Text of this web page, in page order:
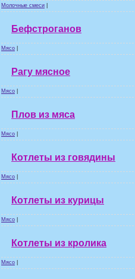
Молочные смеси
Бефстроганов
Мясо
Рагу мясное
Мясо
Плов из мяса
Мясо
Котлеты из говядины
Мясо
Котлеты из курицы
Мясо
Котлеты из кролика
Мясо